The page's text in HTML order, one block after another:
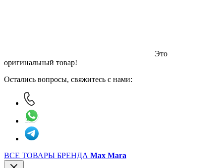
Это
оригинальный товар!
Остались вопросы, свяжитесь с нами:
ВСЕ ТОВАРЫ БРЕНДА Max Mara